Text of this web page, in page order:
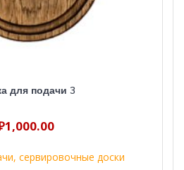
для подачи 3
1,000.00
сервировочные доски